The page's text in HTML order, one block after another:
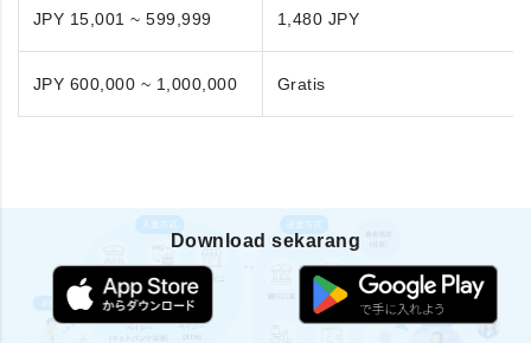
JPY 15,001 ~ 599,999 1,480 JPY
JPY 600,000 ~ 1,000,000 Gratis
Download sekarang